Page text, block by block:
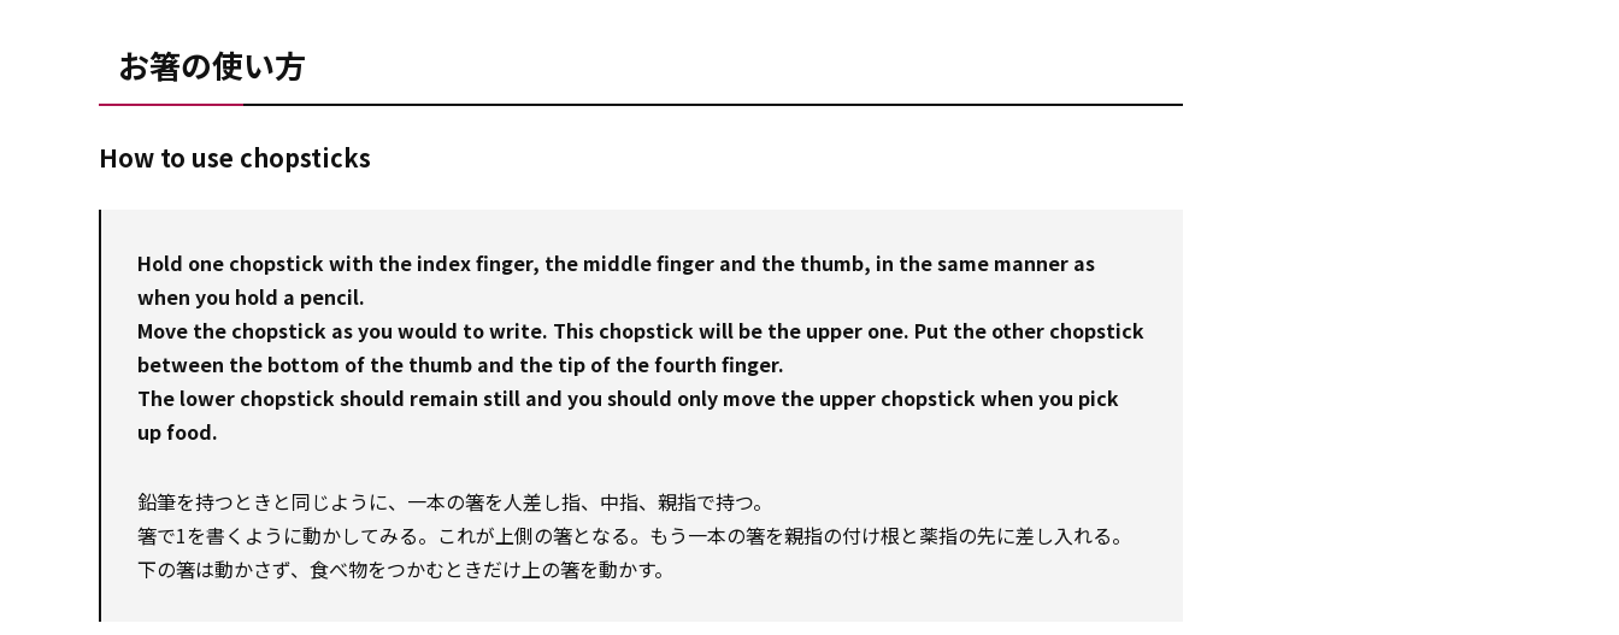
お箸の使い方
How to use chopsticks
Hold one chopstick with the index finger, the middle finger and the thumb, in the same manner as
when you hold a pencil.
Move the chopstick as you would to write. This chopstick will be the upper one. Put the other chopstick
between the bottom of the thumb and the tip of the fourth finger.
The lower chopstick should remain still and you should only move the upper chopstick when you pick
up food.
鉛筆を持つときと同じように、一本の箸を人差し指、中指、親指で持つ。
箸で1を書くように動かしてみる。これが上側の箸となる。もう一本の箸を親指の付け根と薬指の先に差し入れる。
下の箸は動かさず、食べ物をつかむときだけ上の箸を動かす。